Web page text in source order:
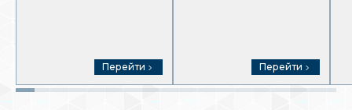
Перейти Перейти